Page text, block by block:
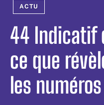
ACTU
44 Indicatif
ce que
les